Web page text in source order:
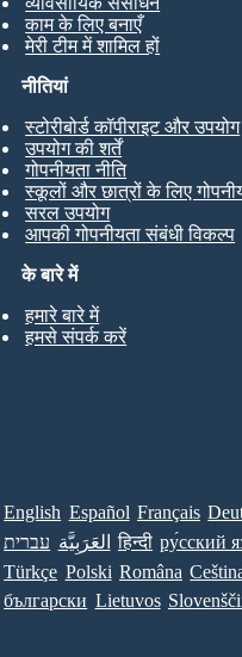
काम के लिए बनाएँ
मेरी टीम में शामिल हों
के बारे में
हमारे बारे में
हमसे संपर्क करें
नीतियां
स्टोरीबोर्ड कॉपीराइट और उपयोग
उपयोग की शर्तें
गोपनीयता नीति
स्कूलों और छात्रों के लिए
सरल उपयोग
आपकी गोपनीयता संबंधी विकल्प
English Español Français
עברית العَرَبِيَّة हिन्दी ру́сский
Türkçe Polski Româna
български Lietuvos